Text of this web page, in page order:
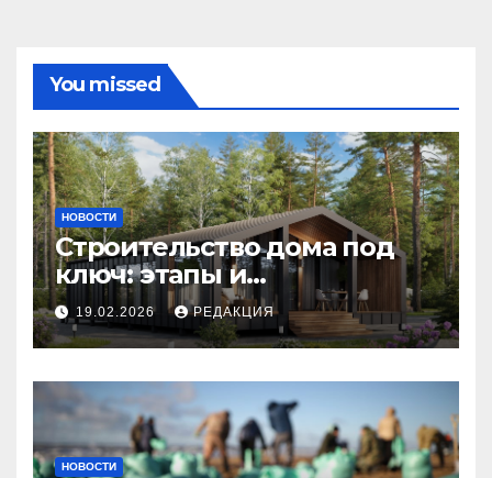
You missed
НОВОСТИ
Строительство дома под
ключ: этапы и
планирование бюджета
19.02.2026 РЕДАКЦИЯ
НОВОСТИ